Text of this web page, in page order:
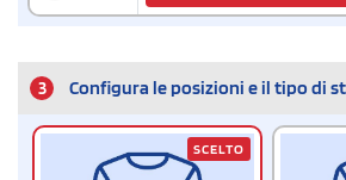
3 Configura le posizioni e il tipo di
SCELTO